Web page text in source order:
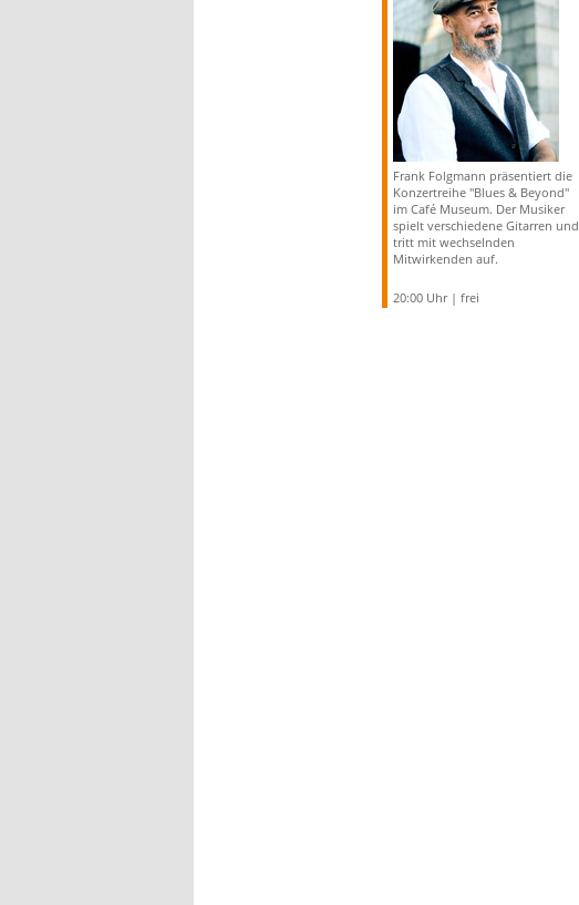
Frank Folgmann präsentiert die
Konzertreihe "Blues & Beyond"
im Café Museum. Der Musiker
spielt verschiedene Gitarren und
tritt mit wechselnden
Mitwirkenden auf.
20:00 Uhr | frei